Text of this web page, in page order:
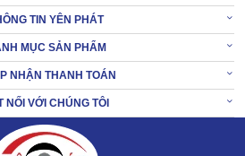
TIN YÊN PHÁT
MỤC SẢN PHẨM
NHẬN THANH TOÁN
NỐI VỚI CHÚNG TÔI